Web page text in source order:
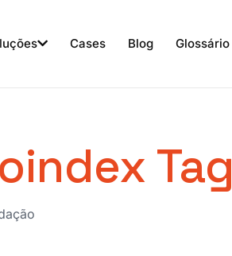
Cases Blog Glossário
Tag